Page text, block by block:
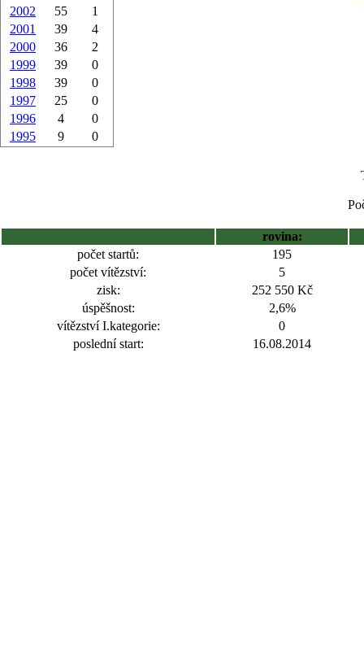
2002
55
1
2001
39
4
2000
36
2
1999
39
0
1998
39
0
1997
25
0
1996
4
0
1995
9 0
rovina:
počet startů:
195
počet vítězství:
5
zisk:
252 550 Kč
úspěšnost:
2,6%
vítězství I.kategorie:
0
poslední start:
16.08.2014